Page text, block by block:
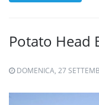
Potato Head
DOMENICA, 27